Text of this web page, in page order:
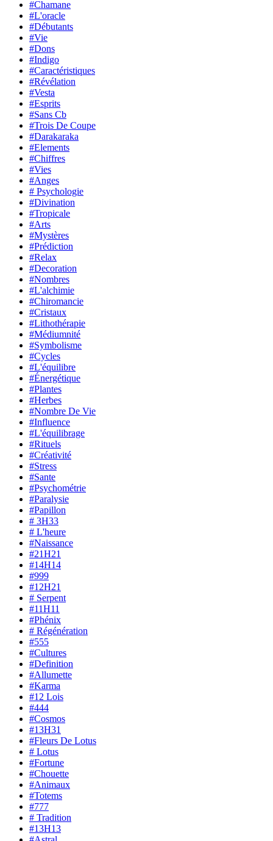
#Chamane
#L'oracle
#Débutants
#Vie
#Dons
#Indigo
#Caractéristiques
#Révélation
#Vesta
#Esprits
#Sans Cb
#Trois De Coupe
#Darakaraka
#Elements
#Chiffres
#Vies
#Anges
# Psychologie
#Divination
#Tropicale
#Arts
#Mystères
#Prédiction
#Relax
#Decoration
#Nombres
#L'alchimie
#Chiromancie
#Cristaux
#Lithothérapie
#Médiumnité
#Symbolisme
#Cycles
#L'équilibre
#Énergétique
#Plantes
#Herbes
#Nombre De Vie
#Influence
#L'équilibrage
#Rituels
#Créativité
#Stress
#Sante
#Psychométrie
#Paralysie
#Papillon
# 3H33
# L'heure
#Naissance
#21H21
#14H14
#999
#12H21
# Serpent
#11H11
#Phénix
# Régénération
#555
#Cultures
#Definition
#Allumette
#Karma
#12 Lois
#444
#Cosmos
#13H31
#Fleurs De Lotus
# Lotus
#Fortune
#Chouette
#Animaux
#Totems
#777
# Tradition
#13H13